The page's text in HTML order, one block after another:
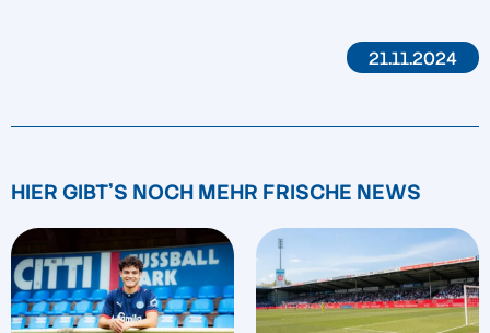
21.11.2024
HIER GIBT'S NOCH MEHR FRISCHE NEWS